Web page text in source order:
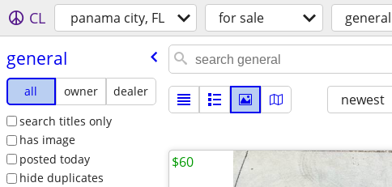
CL panama city, FL for sale general
general
all owner
dealer
search titles only
has image
posted today
hide duplicates
newest
$60